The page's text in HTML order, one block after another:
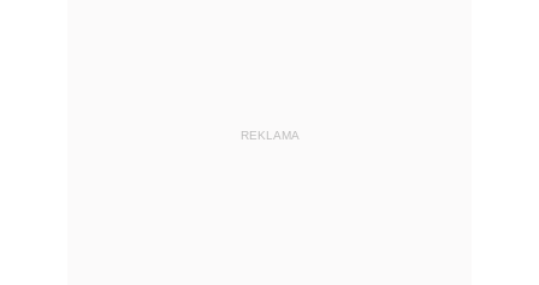
REKLAMA